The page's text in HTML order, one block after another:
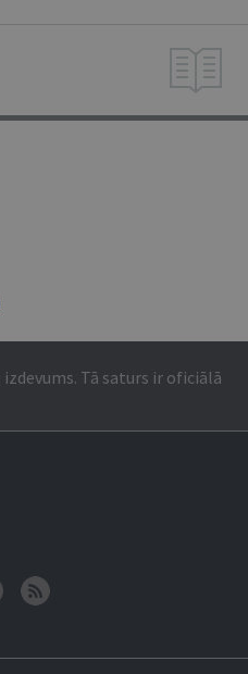
Tā saturs ir oficiālā